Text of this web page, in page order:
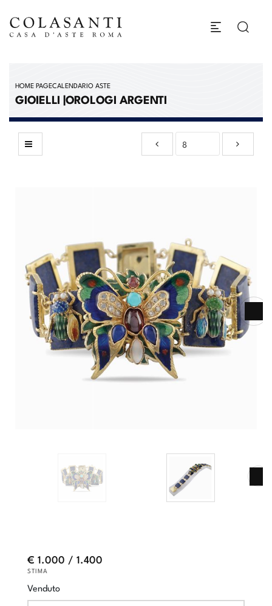
HOME PAGECALENDARIO ASTE
GIOIELLI |OROLOGI ARGENTI
€ 1.000 / 1.400
STIMA
Venduto